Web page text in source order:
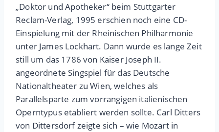
„Doktor und Apotheker“ beim Stuttgarter
Reclam-Verlag, 1995 erschien noch eine CD-
Einspielung mit der Rheinischen Philharmonie
unter James Lockhart. Dann wurde es lange Zeit
still um das 1786 von Kaiser Joseph II.
angeordnete Singspiel für das Deutsche
Nationaltheater zu Wien, welches als
Parallelsparte zum vorrangigen italienischen
Operntypus etabliert werden sollte. Carl Ditters
von Dittersdorf zeigte sich – wie Mozart in